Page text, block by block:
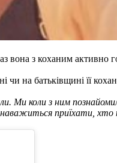
з коханим активно
чи на батьківщині її
Ми коли з ним
наважиться приїхати,